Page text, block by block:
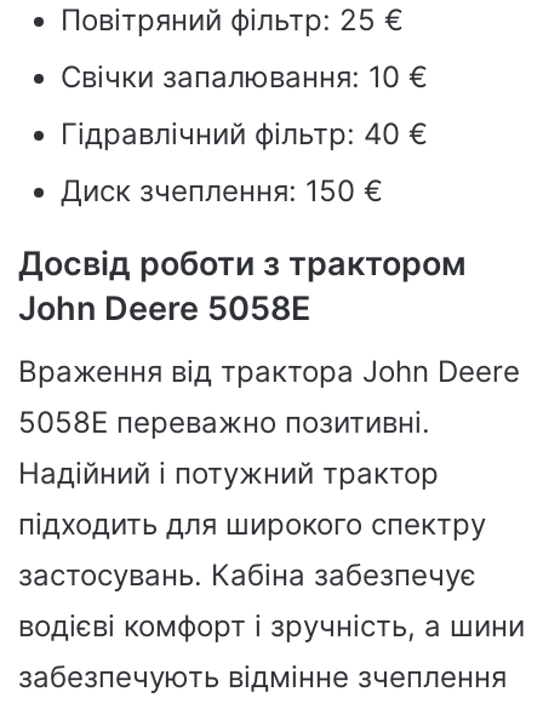
Повітряний фільтр: 25 €
Свічки запалювання: 10 €
Гідравлічний фільтр: 40 €
Диск зчеплення: 150 €
Досвід роботи з трактором
John Deere 5058E
Враження від трактора John Deere
5058E переважно позитивні.
Надійний і потужний трактор
підходить для широкого спектру
застосувань. Кабіна забезпечує
водієві комфорт і зручність, а шини
забезпечують відмінне зчеплення